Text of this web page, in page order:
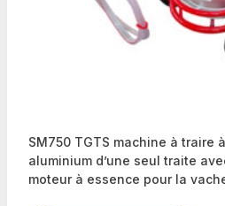
SM750 TGTS machine à traire
aluminium d’une seul traite
moteur à essence pour la